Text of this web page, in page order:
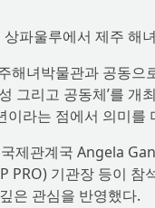
상파울루에서 제주 해
해녀박물관과 공동
그리고 공동체’를
이라는 점에서 의미를
제관계국 Angela
PRO) 기관장 등이
은 관심을 반영했다.